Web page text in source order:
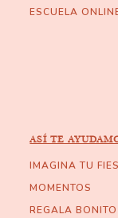
ESCUELA
ASÍ TE
IMAGINA TU
MOMENTOS
REGALA BONITO